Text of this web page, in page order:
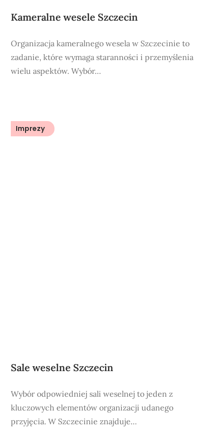
Kameralne wesele Szczecin
Organizacja kameralnego wesela w Szczecinie to
zadanie, które wymaga staranności i przemyślenia
wielu aspektów. Wybór…
Imprezy
Sale weselne Szczecin
Wybór odpowiedniej sali weselnej to jeden z
kluczowych elementów organizacji udanego
przyjęcia. W Szczecinie znajduje…